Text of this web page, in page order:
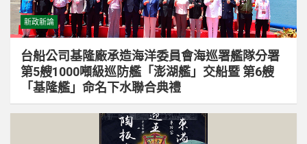
新政新論
台船公司基隆廠承造海洋委員會海巡署艦隊分署
第5艘1000噸級巡防艦「澎湖艦」交船暨 第6艘
「基隆艦」命名下水聯合典禮